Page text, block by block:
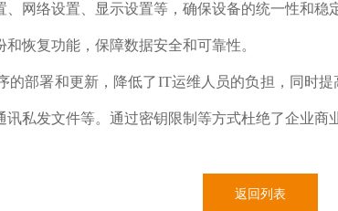
网络设置、显示设置等，确保设备的统一性和稳
恢复功能，保障数据安全和可靠性。
部署和更新，降低了IT运维人员的负担，同时
私发文件等。通过密钥限制等方式杜绝了企业商
返回列表